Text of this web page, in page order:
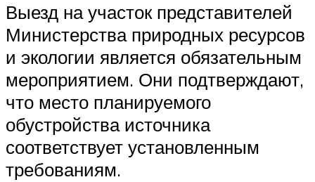
Выезд на участок представителей
Министерства природных ресурсов
и экологии является обязательным
мероприятием. Они подтверждают,
что место планируемого
обустройства источника
соответствует установленным
требованиям.